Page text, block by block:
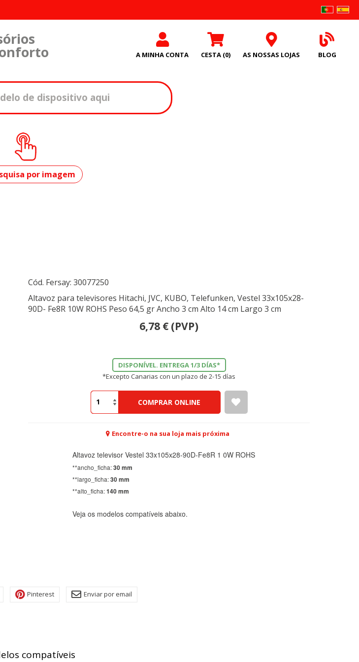
A MINHA CONTA CESTA (0) AS NOSSAS LOJAS BLOG
modelo?
por imagem
Cód. Fersay: 30077250
Altavoz para televisores Hitachi, JVC, KUBO, Telefunken, Vestel 33x105x28-
90D- Fe8R 10W ROHS Peso 64,5 gr Ancho 3 cm Alto 14 cm Largo 3 cm
6,78 € (PVP)
DISPONÍVEL. ENTREGA 1/3 DÍAS*
*Excepto Canarias con un plazo de 2-15 días
COMPRAR ONLINE
Encontre-o na sua loja mais próxima
Altavoz televisor Vestel 33x105x28-90D-Fe8R 1 0W ROHS
**ancho_ficha:30 mm
**largo_ficha:30 mm
**alto_ficha:140 mm
Veja os modelos compatíveis abaixo.
Pinterest Enviar por email
compatíveis